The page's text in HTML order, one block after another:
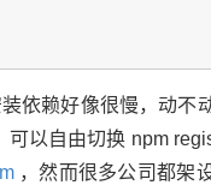
依赖好像很慢，动不
可以自由切换 npm
，然而很多公司都架